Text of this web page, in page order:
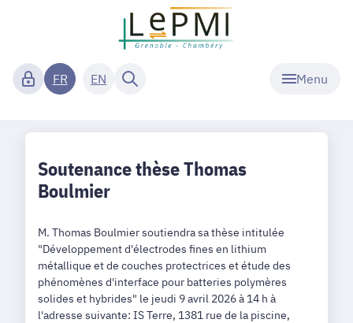
Menu
FR EN
Soutenance thèse Thomas
Boulmier
M. Thomas Boulmier soutiendra sa thèse intitulée
"Développement d'électrodes fines en lithium
métallique et de couches protectrices et étude des
phénomènes d'interface pour batteries polymères
solides et hybrides" le jeudi 9 avril 2026 à 14 h à
l'adresse suivante: IS Terre, 1381 rue de la piscine,